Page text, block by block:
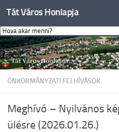
Skip to content
Tát Város Honlapja
ÖNKORMÁNYZATI FELHÍVÁSOK
Meghívó – Nyilvános
ülésre (2026.01.26.)